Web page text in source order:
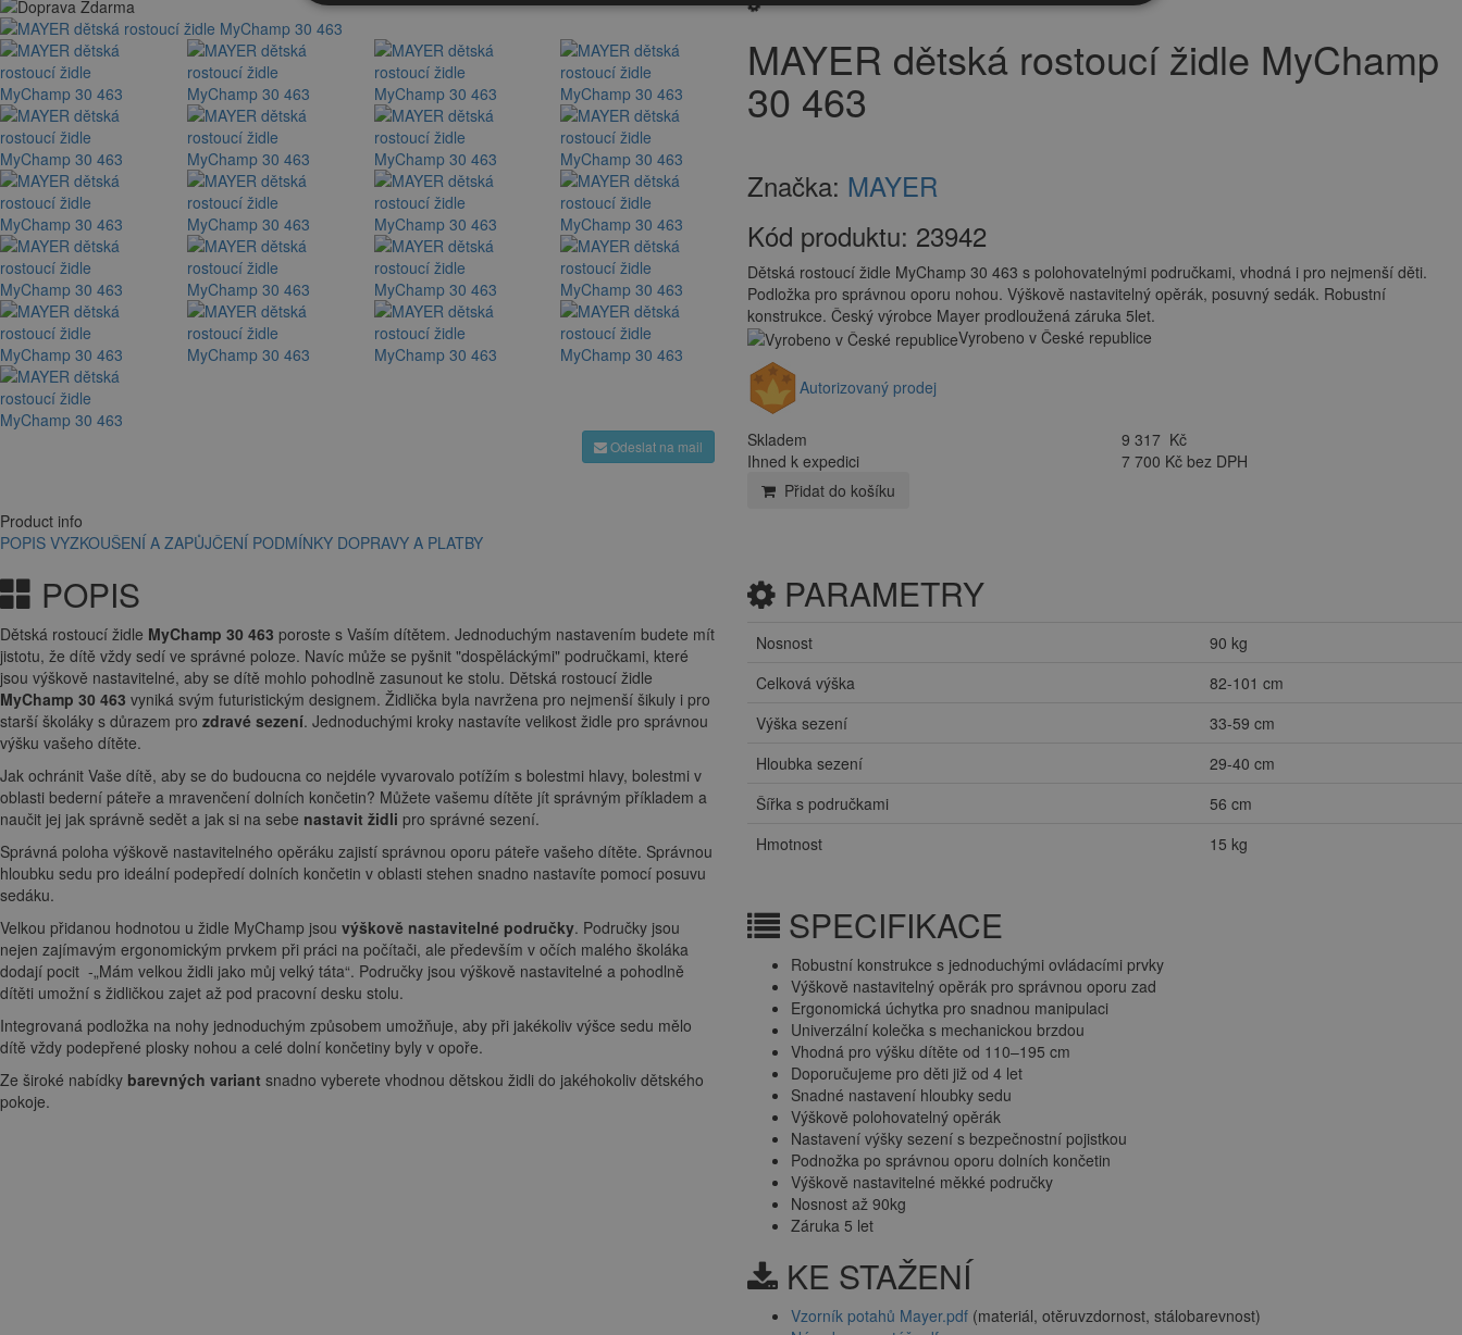
Odeslat na mail
MAYER dětská rostoucí židle MyChamp
30 463
Značka: MAYER
Kód produktu: 23942
Dětská rostoucí židle MyChamp 30 463 s polohovatelnými područkami, vhodná i pro nejmenší děti.
Podložka pro správnou oporu nohou. Výškově nastavitelný opěrák, posuvný sedák. Robustní
konstrukce. Český výrobce Mayer prodloužená záruka 5let.
Vyrobeno v České republice
Autorizovaný prodej
Skladem
Ihned k expedici
9 317 Kč
7 700 Kč bez DPH
Přidat do košíku
Product info
POPIS VYZKOUŠENÍ A ZAPŮJČENÍ PODMÍNKY DOPRAVY A PLATBY
POPIS
Dětská rostoucí židle MyChamp 30 463 poroste s Vaším dítětem. Jednoduchým nastavením budete mít
jistotu, že dítě vždy sedí ve správné poloze. Navíc může se pyšnit "dospěláckými" područkami, které
jsou výškově nastavitelné, aby se dítě mohlo pohodlně zasunout ke stolu. Dětská rostoucí židle
MyChamp 30 463 vyniká svým futuristickým designem. Židlička byla navržena pro nejmenší šikuly i pro
starší školáky s důrazem pro zdravé sezení. Jednoduchými kroky nastavíte velikost židle pro správnou
výšku vašeho dítěte.
Jak ochránit Vaše dítě, aby se do budoucna co nejdéle vyvarovalo potížím s bolestmi hlavy, bolestmi v
oblasti bederní páteře a mravenčení dolních končetin? Můžete vašemu dítěte jít správným příkladem a
naučit jej jak správně sedět a jak si na sebe nastavit židli pro správné sezení.
Správná poloha výškově nastavitelného opěráku zajistí správnou oporu páteře vašeho dítěte. Správnou
hloubku sedu pro ideální podepředí dolních končetin v oblasti stehen snadno nastavíte pomocí posuvu
sedáku.
Velkou přidanou hodnotou u židle MyChamp jsou výškově nastavitelné područky. Područky jsou
nejen zajímavým ergonomickým prvkem při práci na počítači, ale především v očích malého školáka
dodají pocit -„Mám velkou židli jako můj velký táta“. Područky jsou výškově nastavitelné a pohodlně
dítěti umožní s židličkou zajet až pod pracovní desku stolu.
Integrovaná podložka na nohy jednoduchým způsobem umožňuje, aby při jakékoliv výšce sedu mělo
dítě vždy podepřené plosky nohou a celé dolní končetiny byly v opoře.
Ze široké nabídky barevných variant snadno vyberete vhodnou dětskou židli do jakéhokoliv dětského
pokoje.
PARAMETRY
Nosnost
90 kg
Celková výška
82-101 cm
Výška sezení
33-59 cm
Hloubka sezení
29-40 cm
Šířka s područkami
56 cm
Hmotnost
15 kg
SPECIFIKACE
Robustní konstrukce s jednoduchými ovládacími prvky
Výškově nastavitelný opěrák pro správnou oporu zad
Ergonomická úchytka pro snadnou manipulaci
Univerzální kolečka s mechanickou brzdou
Vhodná pro výšku dítěte od 110–195 cm
Doporučujeme pro děti již od 4 let
Snadné nastavení hloubky sedu
Výškově polohovatelný opěrák
Nastavení výšky sezení s bezpečnostní pojistkou
Podnožka po správnou oporu dolních končetin
Výškově nastavitelné měkké područky
Nosnost až 90kg
Záruka 5 let
KE STAŽENÍ
Vzorník potahů Mayer.pdf (materiál, otěruvzdornost, stálobarevnost)